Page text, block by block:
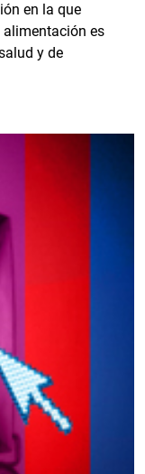
en la que
es
y de